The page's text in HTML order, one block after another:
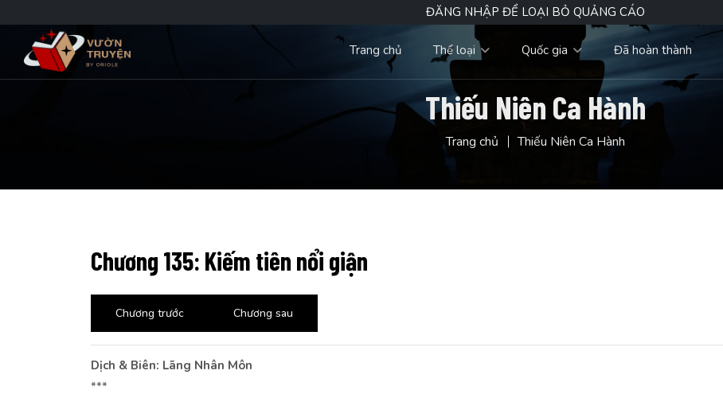
ĐĂNG NHẬP ĐỂ LOẠI BỎ QUẢNG CÁO
Trang chủ Thể loại Quốc gia Đã hoàn thành
Thiếu Niên Ca Hành
Trang chủ Thiếu Niên Ca Hành
Chương 135: Kiếm tiên nổi giận
Chương trước Chương sau
Dịch & Biên: Lãng Nhân Môn
***